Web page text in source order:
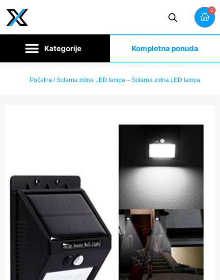
0
Kompletna ponuda
Početna/ Solarna zidna LED lampa – Solarna zidna LED lampa